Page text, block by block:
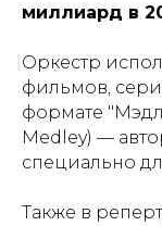
миллиард в
Оркестр
фильмов,
формате
Medley) —
специально
Также в